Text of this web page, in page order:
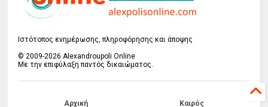
Ιστότοπος ενημέρωσης, πληροφόρησης και άποψης
© 2009-2026 Alexandroupoli Online
Με την επιφύλαξη παντός δικαιώματος.
Αρχική Καιρός